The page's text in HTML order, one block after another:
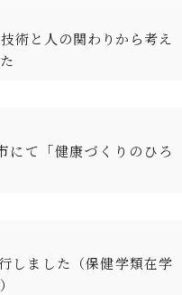
術と人の関わりから考え
にて「健康づくりのひろ
しました（保健学類在学